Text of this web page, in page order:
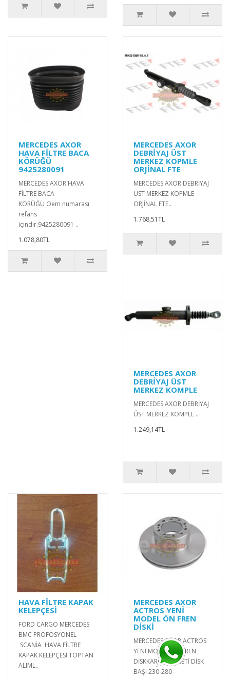
MERCEDES AXOR
HAVA FİLTRE BACA
KÖRÜĞÜ
9425280091
MERCEDES AXOR HAVA
FİLTRE BACA
KÖRÜĞÜ Oem numarası
refans
içindir.9425280091 ..
1.078,80TL
MERCEDES AXOR
DEBRİYAJ ÜST
MERKEZ KOPMLE
ORJİNAL FTE
MERCEDES AXOR DEBRİYAJ
ÜST MERKEZ KOPMLE
ORJİNAL FTE..
1.768,51TL
MERCEDES AXOR
DEBRİYAJ ÜST
MERKEZ KOMPLE
MERCEDES AXOR DEBRİYAJ
ÜST MERKEZ KOMPLE ..
1.249,14TL
HAVA FİLTRE KAPAK
KELEPÇESİ
FORD CARGO MERCEDES
BMC PROFOSYONEL
SCANİA HAVA FİLTRE
KAPAK KELEPÇESİ TOPTAN
ALIML..
MERCEDES AXOR
ACTROS YENİ
MODEL ÖN FREN
DİSKİ
MERCEDES AXOR ACTROS
YENİ MODEL ÖN FREN
DİSKKARGO ÜCRETİ DİSK
BAŞI 230-280